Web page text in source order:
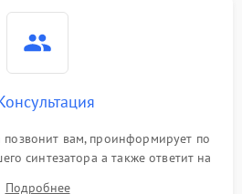
вам, проинформирует по
синтезатора а также ответит на
Подробнее